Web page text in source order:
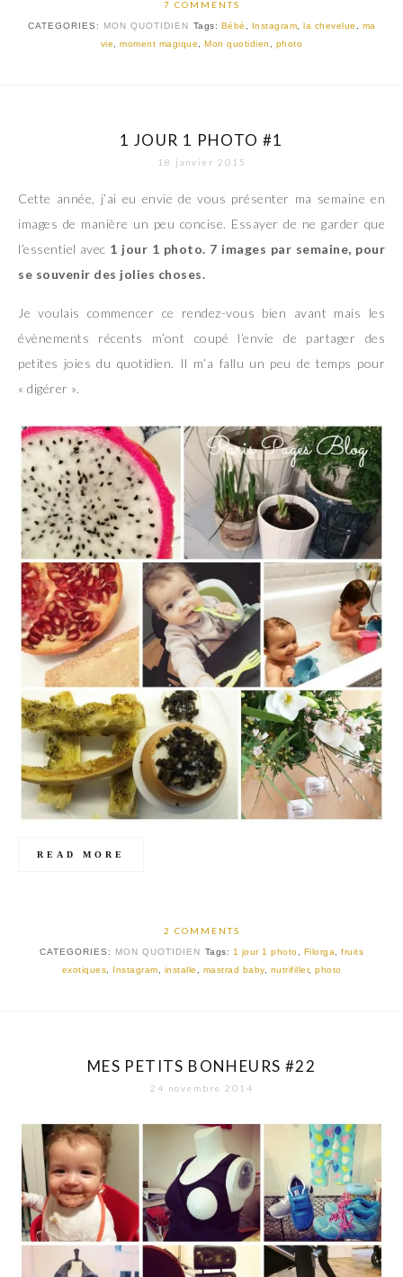
7 COMMENTS
CATEGORIES: MON QUOTIDIEN Tags: Bébé , Instagram, la chevelue , ma
vie,moment magique, Mon quotidien , photo
1 JOUR 1 PHOTO #1
18 janvier 2015
Cette année, j’ai eu envie de vous présenter ma semaine en
images de manière un peu concise. Essayer de ne garder que
l’essentiel avec 1 jour 1 photo. 7 images par semaine, pour
se souvenir des jolies choses.
Je voulais commencer ce rendez-vous bien avant mais les
évènements récents m’ont coupé l’envie de partager des
petites joies du quotidien. Il m’a fallu un peu de temps pour
« digérer ».
READ MORE
2 COMMENTS
CATEGORIES: MON QUOTIDIEN Tags: 1 jour 1 photo, Filorga,fruits
exotiques, Instagram, installe , mastrad baby, nutrifiller, photo
MES PETITS BONHEURS #22
24 novembre 2014